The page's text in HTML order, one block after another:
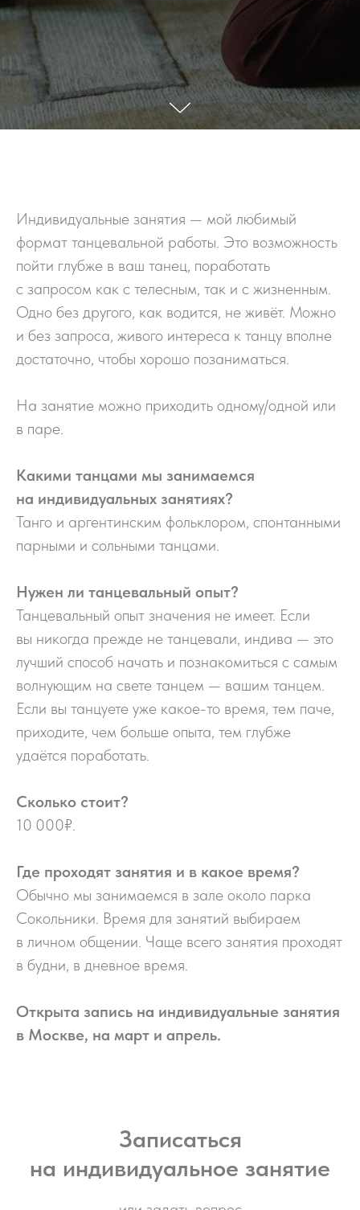
Индивидуальные занятия — мой любимый
формат танцевальной работы. Это возможность
пойти глубже в ваш танец, поработать
с запросом как с телесным, так и с жизненным.
Одно без другого, как водится, не живёт. Можно
и без запроса, живого интереса к танцу вполне
достаточно, чтобы хорошо позаниматься.
На занятие можно приходить одному/одной или
в паре.
Какими танцами мы занимаемся
на индивидуальных занятиях?
Танго и аргентинским фольклором, спонтанными
парными и сольными танцами.
Нужен ли танцевальный опыт?
Танцевальный опыт значения не имеет. Если
вы никогда прежде не танцевали, индива — это
лучший способ начать и познакомиться с самым
волнующим на свете танцем — вашим танцем.
Если вы танцуете уже какое-то время, тем паче,
приходите, чем больше опыта, тем глубже
удаётся поработать.
Сколько стоит?
10 000₽.
Где проходят занятия и в какое время?
Обычно мы занимаемся в зале около парка
Сокольники. Время для занятий выбираем
в личном общении. Чаще всего занятия проходят
в будни, в дневное время.
Открыта запись на индивидуальные занятия
в Москве, на март и апрель.
Записаться
на индивидуальное занятие